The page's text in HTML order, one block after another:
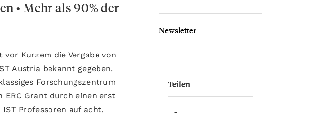
• Mehr als 90% der
vor Kurzem die Vergabe von
Austria bekannt gegeben.
Forschungszentrum
ERC Grant durch einen erst
Professoren auf acht.
Newsletter
Teilen